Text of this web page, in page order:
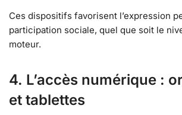
Ces dispositifs favorisent l’expression
participation sociale, quel que soit le
moteur.
4. L’accès numérique :
et tablettes